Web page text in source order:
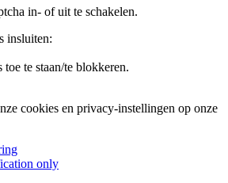
in- of uit te schakelen.
insluiten:
te staan/te blokkeren.
cookies en privacy-instellingen op onze
only